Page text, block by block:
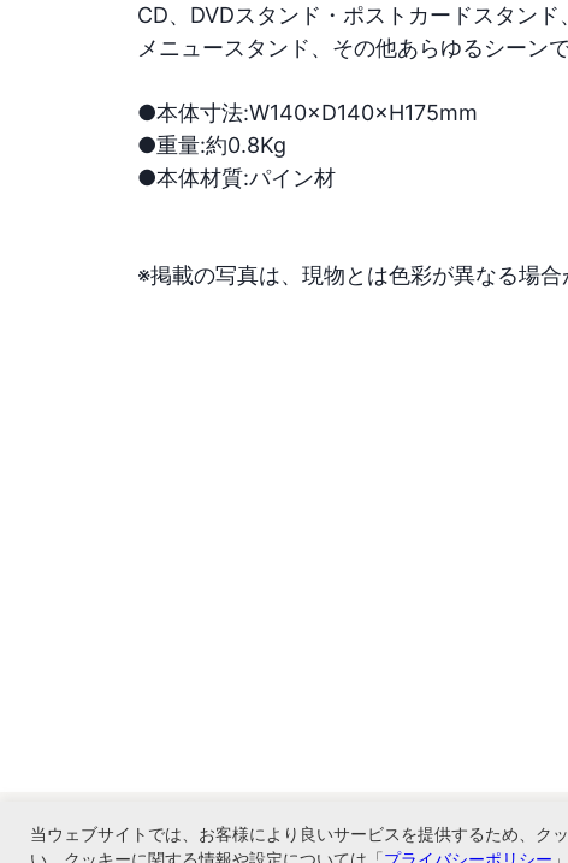
CD、DVDスタンド・ポストカードスタンド、
メニュースタンド、その他あらゆるシーン
●本体寸法:W140×D140×H175mm
●重量:約0.8Kg
●本体材質:パイン材
※掲載の写真は、現物とは色彩が異なる場合
当ウェブサイトでは、お客様により良いサービスを提供するため、ク
い。クッキーに関する情報や設定については「プライバシーポリシー